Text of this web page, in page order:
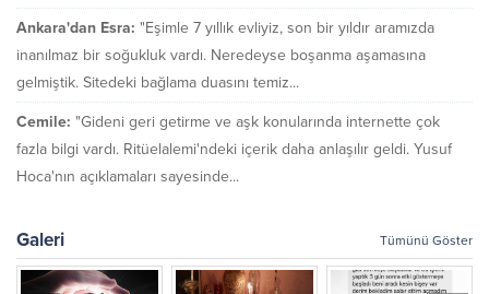
Ankara'dan Esra: "Eşimle 7 yıllık evliyiz, son bir yıldır aramızda
inanılmaz bir soğukluk vardı. Neredeyse boşanma aşamasına
gelmiştik. Sitedeki bağlama duasını temiz...
Cemile: "Gideni geri getirme ve aşk konularında internette çok
fazla bilgi vardı. Ritüelalemi'ndeki içerik daha anlaşılır geldi. Yusuf
Hoca'nın açıklamaları sayesinde...
Galeri Tümünü Göster